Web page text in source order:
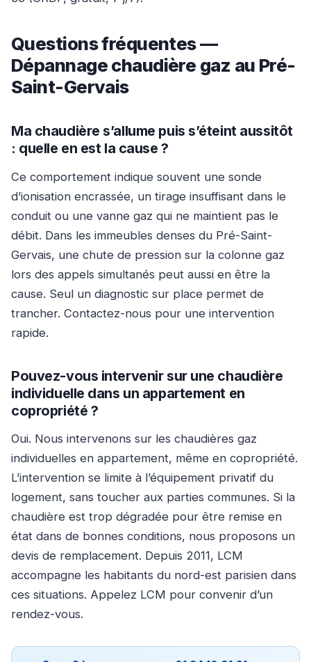
Questions fréquentes —
Dépannage chaudière gaz au Pré-
Saint-Gervais
Ma chaudière s’allume puis s’éteint aussitôt
: quelle en est la cause ?
Ce comportement indique souvent une sonde
d’ionisation encrassée, un tirage insuffisant dans le
conduit ou une vanne gaz qui ne maintient pas le
débit. Dans les immeubles denses du Pré-Saint-
Gervais, une chute de pression sur la colonne gaz
lors des appels simultanés peut aussi en être la
cause. Seul un diagnostic sur place permet de
trancher. Contactez-nous pour une intervention
rapide.
Pouvez-vous intervenir sur une chaudière
individuelle dans un appartement en
copropriété ?
Oui. Nous intervenons sur les chaudières gaz
individuelles en appartement, même en copropriété.
L’intervention se limite à l’équipement privatif du
logement, sans toucher aux parties communes. Si la
chaudière est trop dégradée pour être remise en
état dans de bonnes conditions, nous proposons un
devis de remplacement. Depuis 2011, LCM
accompagne les habitants du nord-est parisien dans
ces situations. Appelez LCM pour convenir d’un
rendez-vous.